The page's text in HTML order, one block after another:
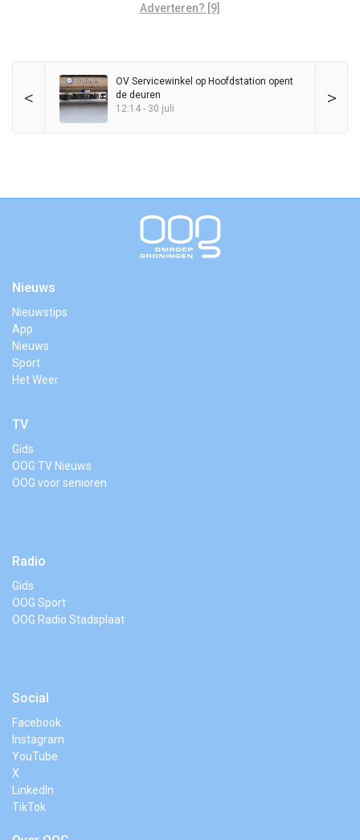
Adverteren? [9]
< >
OV Servicewinkel op Hoofdstation opent
de deuren
12:14 - 30 juli
Nieuws
Nieuwstips
App
Nieuws
Sport
Het Weer
TV
Gids
OOG TV Nieuws
OOG voor senioren
Radio
Gids
OOG Sport
OOG Radio Stadsplaat
Social
Facebook
Instagram
YouTube
X
LinkedIn
TikTok